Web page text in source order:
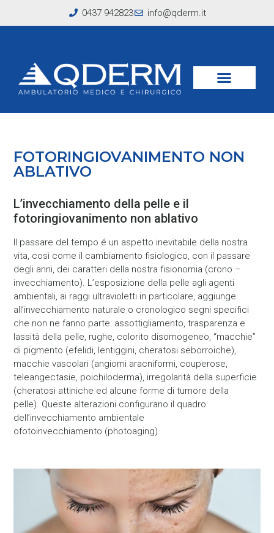
0437 942823 info@qderm.it
FOTORINGIOVANIMENTO NON
ABLATIVO
L’invecchiamento della pelle e il
fotoringiovanimento non ablativo
Il passare del tempo é un aspetto inevitabile della nostra
vita, così come il cambiamento fisiologico, con il passare
degli anni, dei caratteri della nostra fisionomia (crono –
invecchiamento). L’esposizione della pelle agli agenti
ambientali, ai raggi ultravioletti in particolare, aggiunge
all’invecchiamento naturale o cronologico segni specifici
che non ne fanno parte: assottigliamento, trasparenza e
lassità della pelle, rughe, colorito disomogeneo, “macchie”
di pigmento (efelidi, lentiggini, cheratosi seborroiche),
macchie vascolari (angiomi aracniformi, couperose,
teleangectasie, poichiloderma), irregolarità della superficie
(cheratosi attiniche ed alcune forme di tumore della
pelle). Queste alterazioni configurano il quadro
dell’invecchiamento ambientale
ofotoinvecchiamento (photoaging).